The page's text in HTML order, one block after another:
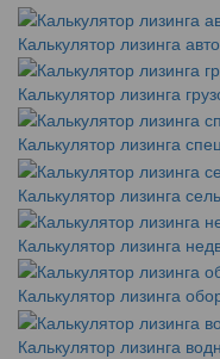
Калькулятор лизинга
Калькулятор лизинга
Калькулятор лизинга
Калькулятор лизинга
Калькулятор лизинга
Калькулятор лизинга
Калькулятор лизинга